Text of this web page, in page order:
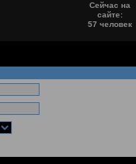
Сейчас на
сайте:
57 человек